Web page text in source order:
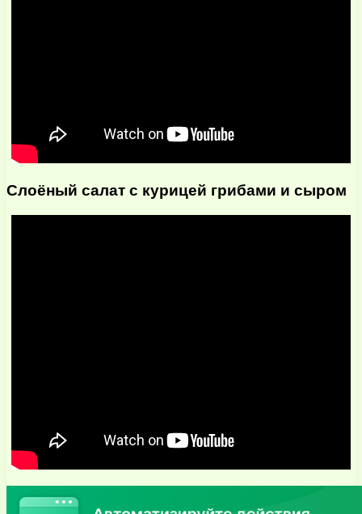
Слоёный салат с курицей грибами и сыром